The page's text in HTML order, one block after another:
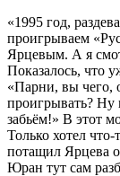
«1995 год,
проигрываем
Ярцевым. А я
Показалось, что
«Парни, вы чего,
проигрывать? Ну
забьём!» В этот
Только хотел что-
потащил Ярцева
Юран тут сам